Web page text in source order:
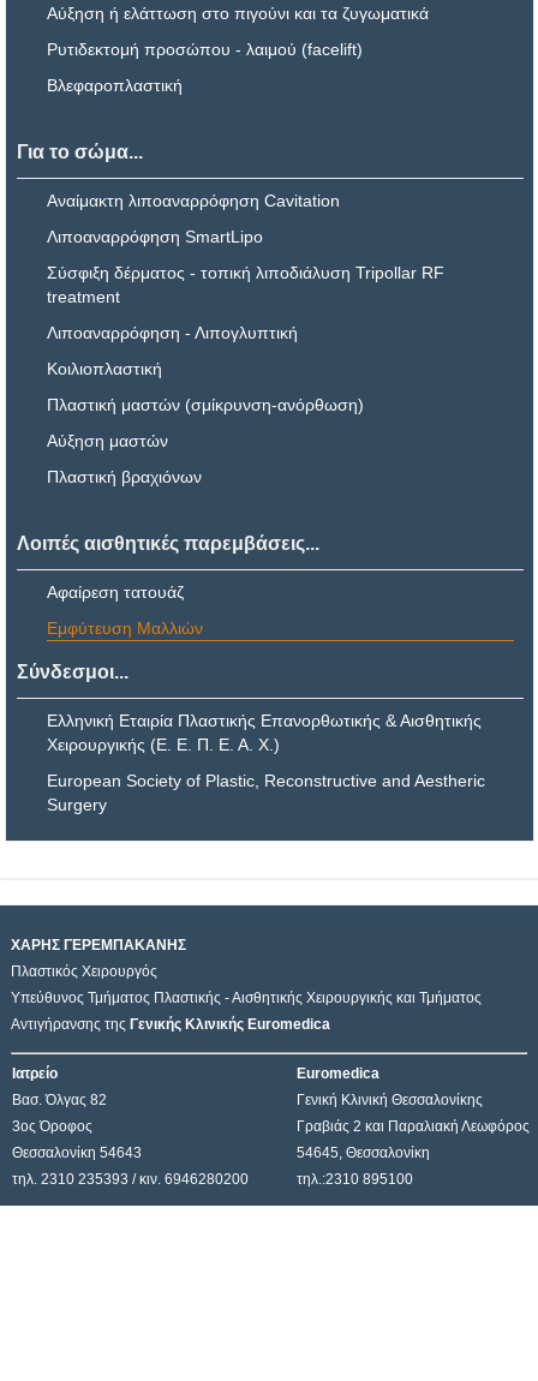
Αύξηση ή ελάττωση στο πιγούνι και τα ζυγωματικά
Ρυτιδεκτομή προσώπου - λαιμού (facelift)
Βλεφαροπλαστική
Για το σώμα...
Αναίμακτη λιποαναρρόφηση Cavitation
Λιποαναρρόφηση SmartLipo
Σύσφιξη δέρματος - τοπική λιποδιάλυση Tripollar RF
treatment
Λιποαναρρόφηση - Λιπογλυπτική
Κοιλιοπλαστική
Πλαστική μαστών (σμίκρυνση-ανόρθωση)
Αύξηση μαστών
Πλαστική βραχιόνων
Λοιπές αισθητικές παρεμβάσεις...
Αφαίρεση τατουάζ
Εμφύτευση Μαλλιών
Σύνδεσμοι...
Ελληνική Εταιρία Πλαστικής Επανορθωτικής & Αισθητικής
Χειρουργικής (Ε. Ε. Π. Ε. Α. Χ.)
European Society of Plastic, Reconstructive and Aestheric
Surgery
ΧΑΡΗΣ ΓΕΡΕΜΠΑΚΑΝΗΣ
Πλαστικός Χειρουργός
Υπεύθυνος Τμήματος Πλαστικής - Αισθητικής Χειρουργικής και Τμήματος
Αντιγήρανσης της Γενικής Κλινικής Euromedica
Ιατρείο
Euromedica
Βασ. Όλγας 82
Γενική Κλινική Θεσσαλονίκης
3ος Όροφος
Γραβιάς 2 και Παραλιακή Λεωφόρος
Θεσσαλονίκη 54643
54645, Θεσσαλονίκη
τηλ. 2310 235393 / κιν. 6946280200
τηλ.:2310 895100